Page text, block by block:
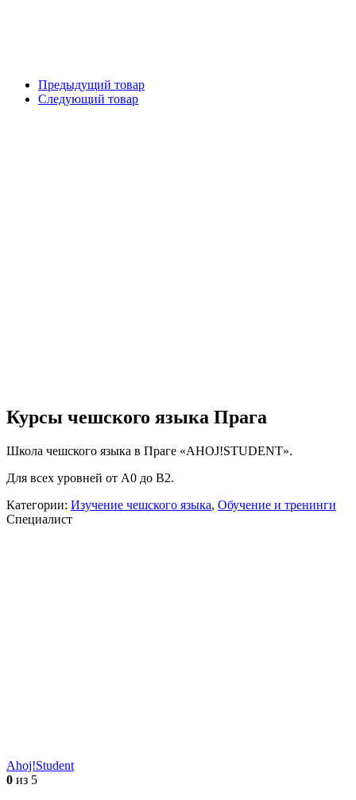
Предыдущий товар
Следующий товар
Курсы чешского языка Прага
Школа чешского языка в Праге «AHOJ!STUDENT».
Для всех уровней от А0 до В2.
Категории: Изучение чешского языка, Обучение и тренинги
Специалист
Ahoj!Student
0 из 5